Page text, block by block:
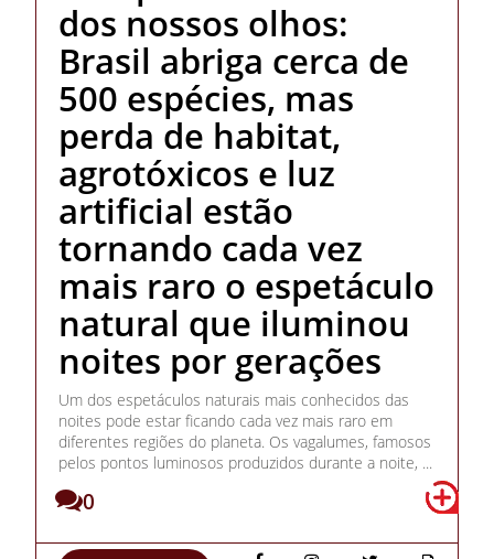
dos nossos olhos:
Brasil abriga cerca de
500 espécies, mas
perda de habitat,
agrotóxicos e luz
artificial estão
tornando cada vez
mais raro o espetáculo
natural que iluminou
noites por gerações
Um dos espetáculos naturais mais conhecidos das
noites pode estar ficando cada vez mais raro em
diferentes regiões do planeta. Os vagalumes, famosos
pelos pontos luminosos produzidos durante a noite, ...
0